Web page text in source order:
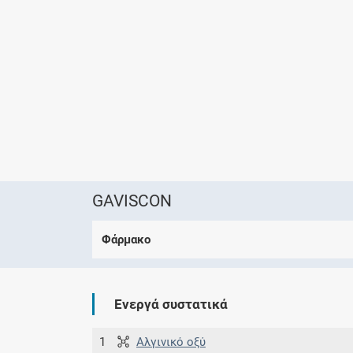
GAVISCON
Φάρμακο
Ενεργά συστατικά
1 Αλγινικό οξύ